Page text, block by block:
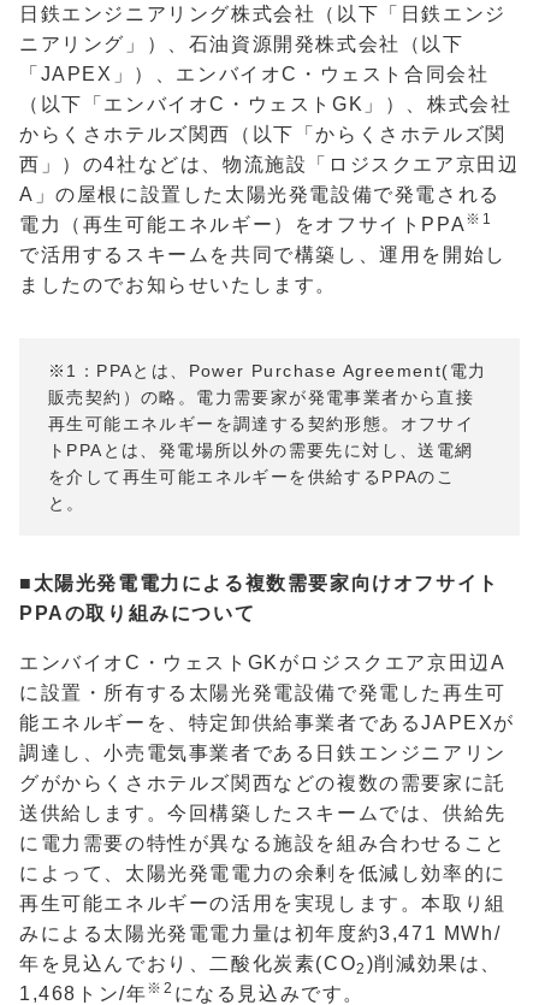
日鉄エンジニアリング株式会社（以下「日鉄エンジ
ニアリング」）、石油資源開発株式会社（以下
「 JAPEX 」）、エンバイオC ・ウェスト合同会社
（以下「エンバイオC ・ウェストGK 」）、株式会社
からくさホテルズ関西（以下「からくさホテルズ関
西」）の4社などは、物流施設「ロジスクエア京田辺
A 」の屋根に設置した太陽光発電設備で発電される
電力（再生可能エネルギー）をオフサイト PPA ※ 1
で活用するスキームを共同で構築し、運用を開始し
ましたのでお知らせいたします。
※1：PPAとは、Power Purchase Agreement(電力
販売契約）の略。電力需要家が発電事業者から直接
再生可能エネルギーを調達する契約形態。オフサイ
トPPAとは、発電場所以外の需要先に対し、送電網
を介して再生可能エネルギーを供給するPPAのこ
と。
■太陽光発電電力による複数需要家向けオフサイト
PPAの取り組みについて
エンバイオC ・ウェスト GK がロジスクエア京田辺 A
に設置・所有する太陽光発電設備で発電した再生可
能エネルギーを、特定卸供給事業者であるJAPEXが
調達し、小売電気事業者である日鉄エンジニアリン
グがからくさホテルズ関西などの複数の需要家に託
送供給します。今回構築したスキームでは、供給先
に電力需要の特性が異なる施設を組み合わせること
によって、太陽光発電電力の余剰を低減し効率的に
再生可能エネルギーの活用を実現します。本取り組
みによる太陽光発電電力量は初年度約3,471 MWh/
年を見込んでおり、二酸化炭素(CO2 )削減効果は、
1,468 トン/年※2 になる見込みです。